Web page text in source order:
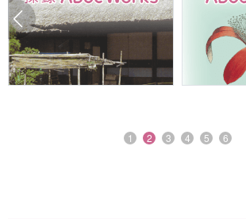
1 2 3 4 5 6